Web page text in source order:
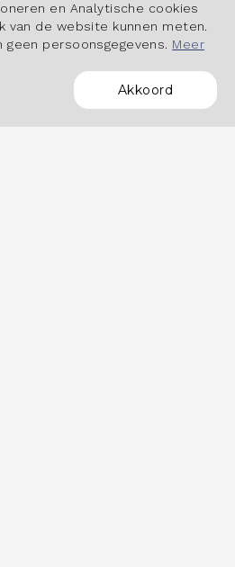
en Analytische cookies
van de website kunnen meten.
geen persoonsgegevens. Meer
Akkoord
BY